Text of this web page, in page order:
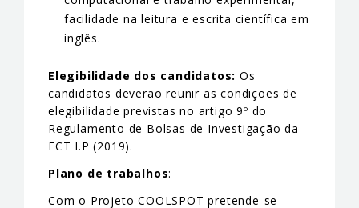
facilidade na leitura e escrita científica em
inglês.
Elegibilidade dos candidatos: Os
candidatos deverão reunir as condições de
elegibilidade previstas no artigo 9º do
Regulamento de Bolsas de Investigação da
FCT I.P (2019).
Plano de trabalhos:
Com o Projeto COOLSPOT pretende-se